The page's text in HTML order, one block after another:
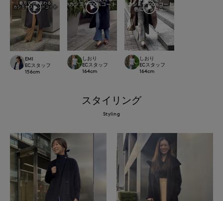
EMI
ECスタッフ
156cm
しおり
ECスタッフ
164cm
しおり
ECスタッフ
164cm
スタイリング
Styling